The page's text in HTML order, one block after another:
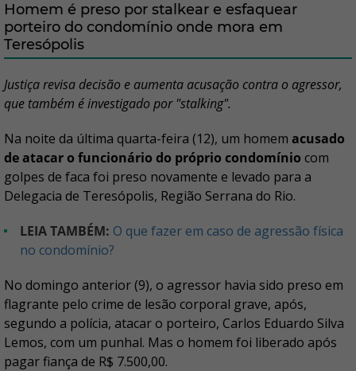
Homem é preso por stalkear e esfaquear
porteiro do condomínio onde mora em
Teresópolis
Justiça revisa decisão e aumenta acusação contra o agressor,
que também é investigado por "stalking".
Na noite da última quarta-feira (12), um homem acusado
de atacar o funcionário do próprio condomínio com
golpes de faca foi preso novamente e levado para a
Delegacia de Teresópolis, Região Serrana do Rio.
LEIA TAMBÉM: O que fazer em caso de agressão física
no condomínio?
No domingo anterior (9), o agressor havia sido preso em
flagrante pelo crime de lesão corporal grave, após,
segundo a polícia, atacar o porteiro, Carlos Eduardo Silva
Lemos, com um punhal. Mas o homem foi liberado após
pagar fiança de R$ 7.500,00.